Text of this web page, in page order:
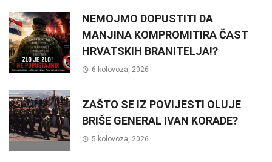
NEMOJMO DOPUSTITI DA
MANJINA KOMPROMITIRA ČAST
HRVATSKIH BRANITELJA!?
6 kolovoza, 2026
ZAŠTO SE IZ POVIJESTI OLUJE
BRIŠE GENERAL IVAN KORADE?
5 kolovoza, 2026